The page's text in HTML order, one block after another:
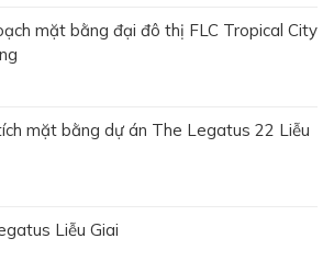
mặt bằng đại đô thị FLC Tropical City
mặt bằng dự án The Legatus 22 Liễu
Liễu Giai